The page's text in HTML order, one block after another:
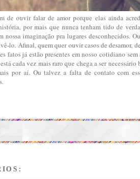
de ouvir falar de amor porque elas ainda
por mais que nunca tenham tido de
nossa imaginação pra lugares desconhecidos.
lo. Afinal, quem quer ouvir casos de desamor,
fatos já estão presentes em nosso cotidiano
cada vez mais raro que chega a ser
por aí. Ou talvez a falta de contato com